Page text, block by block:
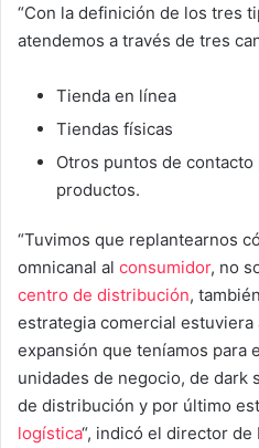
“Con la definición de los tres
atendemos a través de tres
Tienda en línea
Tiendas físicas
Otros puntos de
productos.
“Tuvimos que replantearnos
omnicanal al consumidor, no
centro de distribución,
estrategia comercial estuviera
expansión que teníamos para
unidades de negocio, de dark
de distribución y por último
logística“, indicó el director de